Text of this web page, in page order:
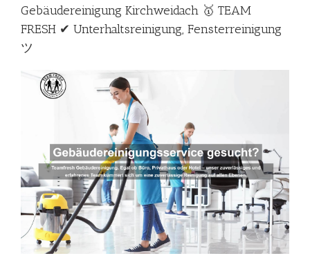
Gebäudereinigung Kirchweidach 🥇 TEAM
FRESH ✔ Unterhaltsreinigung, Fensterreinigung
ツ